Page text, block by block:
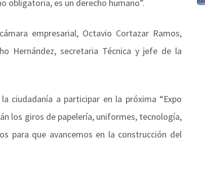
obligatoria, es un derecho humano”.
empresarial, Octavio Cortazar Ramos,
Hernández, secretaria Técnica y jefe de la
ciudadanía a participar en la próxima “Expo
los giros de papelería, uniformes, tecnología,
para que avancemos en la construcción del